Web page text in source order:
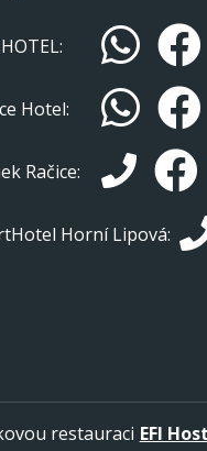
Hotel:
Račice:
Horní Lipová:
restauraci EFI